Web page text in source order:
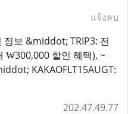
แจ้งลบ
정보 &middot; TRIP3: 전
₩300,000 할인 혜택), ~
KAKAOFLT15AUGT:
202.47.49.77